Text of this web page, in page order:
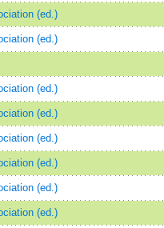
(ed.)
(ed.)
(ed.)
(ed.)
(ed.)
(ed.)
(ed.)
(ed.)